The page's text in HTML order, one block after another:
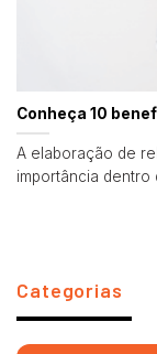
Conheça 10
A elaboração de
importância dentro
Categorias